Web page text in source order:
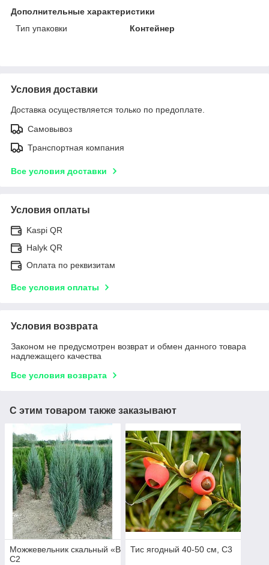
Дополнительные характеристики
Тип упаковки
Контейнер
Условия доставки
Доставка осуществляется только по предоплате.
Самовывоз
Транспортная компания
Все условия доставки
Условия оплаты
Kaspi QR
Halyk QR
Оплата по реквизитам
Все условия оплаты
Условия возврата
Законом не предусмотрен возврат и обмен данного товара
надлежащего качества
Все условия возврата
С этим товаром также заказывают
Можжевельник скальный «Blue Arrow»,
С2
Тис ягодный 40-50 см, С3